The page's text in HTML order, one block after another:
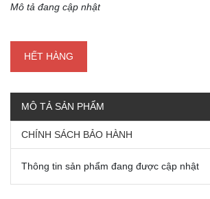
Mô tả đang cập nhật
HẾT HÀNG
MÔ TẢ SẢN PHẨM
CHÍNH SÁCH BẢO HÀNH
Thông tin sản phẩm đang được cập nhật